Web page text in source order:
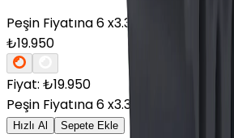
Peşin Fiyatına6x3.325,00
₺19.950
Fiyat: ₺19.950
Peşin Fiyatına6x3.325,00
Hızlı Al Sepete Ekle